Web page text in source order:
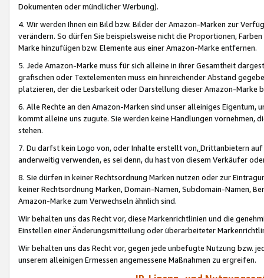
Dokumenten oder mündlicher Werbung).
4. Wir werden Ihnen ein Bild bzw. Bilder der Amazon-Marken zur
verändern. So dürfen Sie beispielsweise nicht die Proportionen,
Marke hinzufügen bzw. Elemente aus einer Amazon-Marke entfernen.
5. Jede Amazon-Marke muss für sich alleine in ihrer Gesamtheit
grafischen oder Textelementen muss ein hinreichender Abstand
platzieren, der die Lesbarkeit oder Darstellung dieser Amazon-Marke
6. Alle Rechte an den Amazon-Marken sind unser alleiniges
kommt alleine uns zugute. Sie werden keine Handlungen vornehmen,
stehen.
7. Du darfst kein Logo von, oder Inhalte erstellt von,Drittanbietern auf
anderweitig verwenden, es sei denn, du hast von diesem Verkäufer
8. Sie dürfen in keiner Rechtsordnung Marken nutzen oder zur
keiner Rechtsordnung Marken, Domain-Namen, Subdomain-Namen,
Amazon-Marke zum Verwechseln ähnlich sind.
Wir behalten uns das Recht vor, diese Markenrichtlinien und die
Einstellen einer Änderungsmitteilung oder überarbeiteter
Wir behalten uns das Recht vor, gegen jede unbefugte Nutzung bzw.
unserem alleinigen Ermessen angemessene Maßnahmen zu ergreifen.